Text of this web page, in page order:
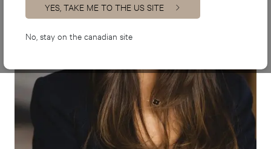
YES, TAKE ME TO THE US SITE
No, stay on the canadian site